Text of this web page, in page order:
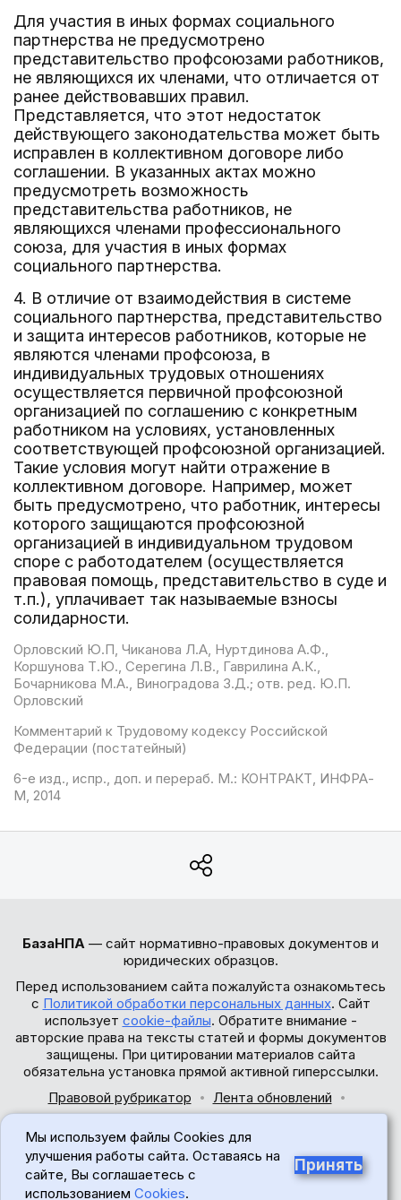
Для участия в иных формах социального
партнерства не предусмотрено
представительство профсоюзами работников,
не являющихся их членами, что отличается от
ранее действовавших правил.
Представляется, что этот недостаток
действующего законодательства может быть
исправлен в коллективном договоре либо
соглашении. В указанных актах можно
предусмотреть возможность
представительства работников, не
являющихся членами профессионального
союза, для участия в иных формах
социального партнерства.
4. В отличие от взаимодействия в системе
социального партнерства, представительство
и защита интересов работников, которые не
являются членами профсоюза, в
индивидуальных трудовых отношениях
осуществляется первичной профсоюзной
организацией по соглашению с конкретным
работником на условиях, установленных
соответствующей профсоюзной организацией.
Такие условия могут найти отражение в
коллективном договоре. Например, может
быть предусмотрено, что работник, интересы
которого защищаются профсоюзной
организацией в индивидуальном трудовом
споре с работодателем (осуществляется
правовая помощь, представительство в суде и
т.п.), уплачивает так называемые взносы
солидарности.
Орловский Ю.П, Чиканова Л.А, Нуртдинова А.Ф.,
Коршунова Т.Ю., Серегина Л.В., Гаврилина А.К.,
Бочарникова М.А., Виноградова З.Д.; отв. ред. Ю.П.
Орловский
Комментарий к Трудовому кодексу Российской
Федерации (постатейный)
6-е изд., испр., доп. и перераб. М.: КОНТРАКТ, ИНФРА-
М, 2014
БазаНПА — сайт нормативно-правовых документов и
юридических образцов.
Перед использованием сайта пожалуйста ознакомьтесь
с Политикой обработки персональных данных. Сайт
использует cookie-файлы. Обратите внимание -
авторские права на тексты статей и формы документов
защищены. При цитировании материалов сайта
обязательна установка прямой активной гиперссылки.
Правовой рубрикатор
Лента обновлений
© 2017-2026
18+
Мы используем файлы Cookies для
улучшения работы сайта. Оставаясь на
сайте, Вы соглашаетесь с
использованием Cookies.
Принять